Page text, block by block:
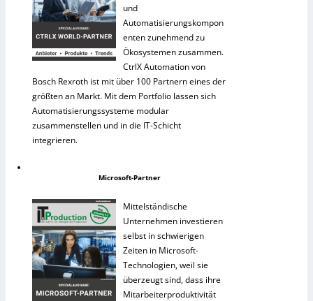
und
Automatisierungskompon
enten zunehmend zu
Ökosystemen zusammen.
CtrlX Automation von
Bosch Rexroth ist mit über 100 Partnern eines der
größten an Markt. Mit dem Portfolio lassen sich
Automatisierungssysteme modular
zusammenstellen und in die IT-Schicht
integrieren.
Microsoft-Partner
Mittelständische
Unternehmen investieren
selbst in schwierigen
Zeiten in Microsoft-
Technologien, weil sie
überzeugt sind, dass ihre
Mitarbeiterproduktivität